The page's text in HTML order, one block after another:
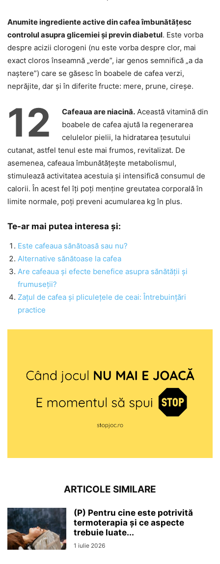
Anumite ingrediente active din cafea îmbunătățesc
controlul asupra glicemiei și previn diabetul. Este vorba
despre acizii clorogeni (nu este vorba despre clor, mai
exact cloros înseamnă „verde”, iar genos semnifică „a da
naștere”) care se găsesc în boabele de cafea verzi,
neprăjite, dar și în diferite fructe: mere, prune, cireșe.
12 Cafeaua are niacină. Această vitamină din
boabele de cafea ajută la regenerarea
celulelor pielii, la hidratarea țesutului
cutanat, astfel tenul este mai frumos, revitalizat. De
asemenea, cafeaua îmbunătățește metabolismul,
stimulează activitatea acestuia și intensifică consumul de
calorii. În acest fel îți poți menține greutatea corporală în
limite normale, poți preveni acumularea kg în plus.
Te-ar mai putea interesa și:
Este cafeaua sănătoasă sau nu?
Alternative sănătoase la cafea
Are cafeaua și efecte benefice asupra sănătății și
frumuseții?
Zațul de cafea și pliculețele de ceai: Întrebuințări
practice
ARTICOLE SIMILARE
(P) Pentru cine este potrivită
termoterapia și ce aspecte
trebuie luate...
1 iulie 2026